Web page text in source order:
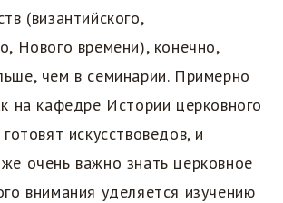
(византийского,
Нового времени), конечно,
чем в семинарии. Примерно
на кафедре Истории церковного
искусствоведов, и
очень важно знать церковное
внимания уделяется изучению